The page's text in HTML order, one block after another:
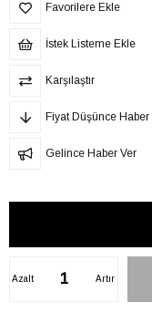
Favorilere Ekle
İstek Listeme Ekle
Karşılaştır
Fiyat Düşünce Haber
Gelince Haber Ver
Artır
Azalt